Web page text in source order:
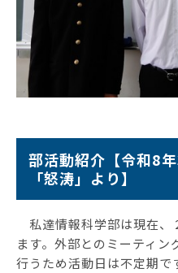
部活動紹介【令和8
「怒涛」より】
私達情報科学部は現在、
ます。外部とのミーティ
行うため活動日は不定期